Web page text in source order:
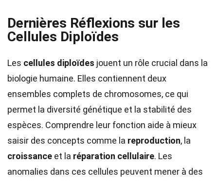
Dernières Réflexions sur les
Cellules Diploïdes
Les cellules diploïdes jouent un rôle crucial dans la
biologie humaine. Elles contiennent deux
ensembles complets de chromosomes, ce qui
permet la diversité génétique et la stabilité des
espèces. Comprendre leur fonction aide à mieux
saisir des concepts comme la reproduction, la
croissance et la réparation cellulaire. Les
anomalies dans ces cellules peuvent mener à des